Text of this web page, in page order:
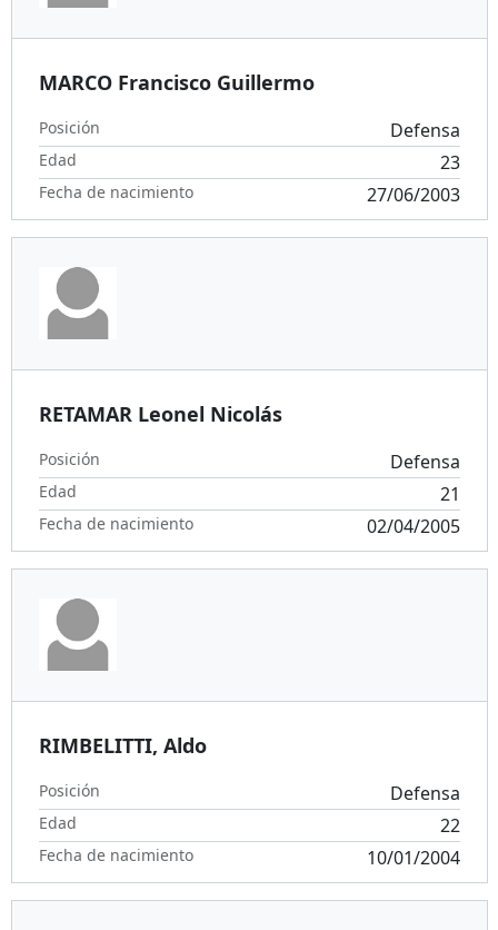
MARCO Francisco Guillermo
Posición Defensa
Edad 23
Fecha de nacimiento 27/06/2003
RETAMAR Leonel Nicolás
Posición Defensa
Edad 21
Fecha de nacimiento 02/04/2005
RIMBELITTI, Aldo
Posición Defensa
Edad 22
Fecha de nacimiento 10/01/2004